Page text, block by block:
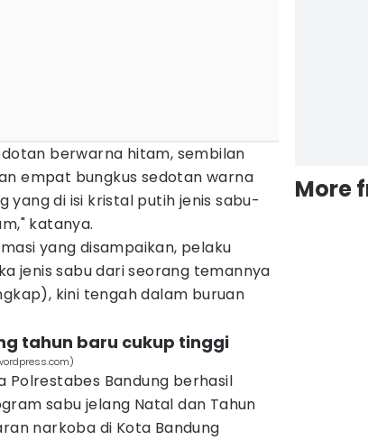
berwarna hitam, sembilan
empat bungkus sedotan warna
yang di isi kristal putih jenis sabu-
katanya.
yang disampaikan, pelaku
jenis sabu dari seorang temannya
kini tengah dalam buruan
tahun baru cukup tinggi
Polrestabes Bandung berhasil
sabu jelang Natal dan Tahun
narkoba di Kota Bandung
More